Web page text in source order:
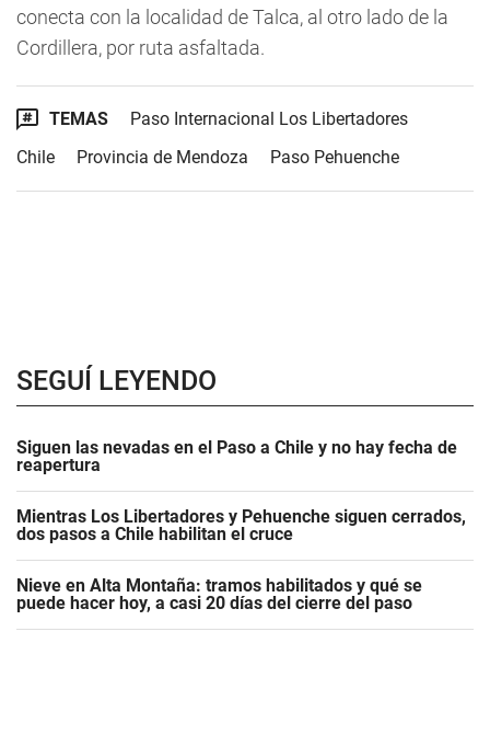
conecta con la localidad de Talca, al otro lado de la
Cordillera, por ruta asfaltada.
TEMAS
Paso Internacional Los Libertadores
Chile
Provincia de Mendoza Paso Pehuenche
SEGUÍ LEYENDO
Siguen las nevadas en el Paso a Chile y no hay fecha de
reapertura
Mientras Los Libertadores y Pehuenche siguen cerrados,
dos pasos a Chile habilitan el cruce
Nieve en Alta Montaña: tramos habilitados y qué se
puede hacer hoy, a casi 20 días del cierre del paso